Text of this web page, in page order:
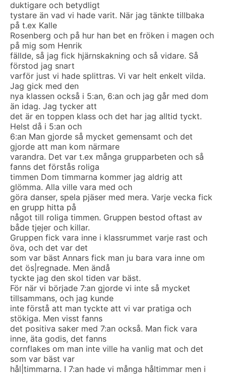
duktigare och betydligt
tystare än vad vi hade varit. När jag tänkte tillbaka
på t.ex Kalle
Rosenberg och på hur han bet en fröken i magen och
på mig som Henrik
fällde, så jag fick hjärnskakning och så vidare. Så
förstod jag snart
varför just vi hade splittras. Vi var helt enkelt vilda.
Jag gick med den
nya klassen också i 5:an, 6:an och jag går med dom
än idag. Jag tycker att
det är en toppen klass och det har jag alltid tyckt.
Helst då i 5:an och
6:an Man gjorde så mycket gemensamt och det
gjorde att man kom närmare
varandra. Det var t.ex många grupparbeten och så
fanns det förstås roliga
timmen Dom timmarna kommer jag aldrig att
glömma. Alla ville vara med och
göra danser, spela pjäser med mera. Varje vecka fick
en grupp hitta på
något till roliga timmen. Gruppen bestod oftast av
både tjejer och killar.
Gruppen fick vara inne i klassrummet varje rast och
öva, och det var det
som var bäst Annars fick man ju bara vara inne om
det ös|regnade. Men ändå
tyckte jag den skol tiden var bäst.
För när vi började 7:an gjorde vi inte så mycket
tillsammans, och jag kunde
inte förstå att man tyckte att vi var pratiga och
stökiga. Men visst fanns
det positiva saker med 7:an också. Man fick vara
inne, äta godis, det fanns
cornflakes om man inte ville ha vanlig mat och det
som var bäst var
hål|timmarna. I 7:an hade vi många håltimmar men i